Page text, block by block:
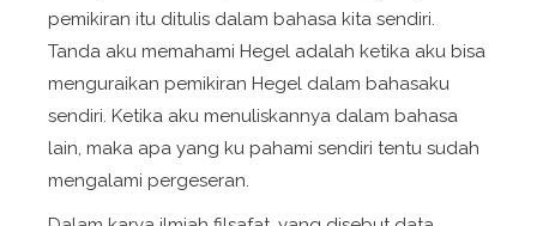
pemikiran itu ditulis dalam bahasa kita sendiri.
Tanda aku memahami Hegel adalah ketika aku bisa
menguraikan pemikiran Hegel dalam bahasaku
sendiri. Ketika aku menuliskannya dalam bahasa
lain, maka apa yang ku pahami sendiri tentu sudah
mengalami pergeseran.